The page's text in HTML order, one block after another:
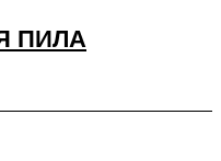
ПИЛА